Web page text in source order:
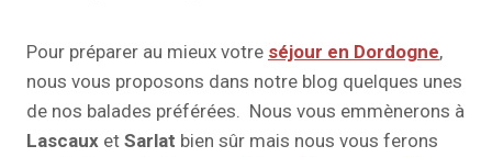
Pour préparer au mieux votre séjour en Dordogne,
nous vous proposons dans notre blog quelques unes
de nos balades préférées. Nous vous emmènerons à
Lascaux et Sarlat bien sûr mais nous vous ferons